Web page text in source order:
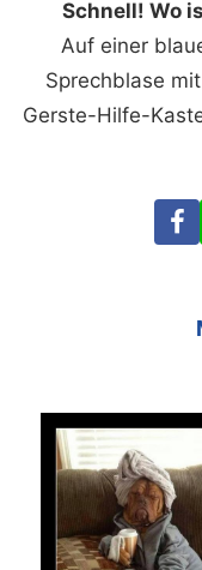
Schnell! Wo
Auf einer
Sprechblase
Gerste-Hilfe-